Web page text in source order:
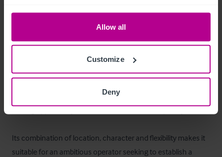
Allow all
Customize
Deny
Ancillary areas include a fully fitted commercial kitchen,
customer wc's, cellar and storage facilities.
Das Objekt
The Exchange represents a highly desirable and distinctive
Its combination of location, character and flexibility makes it
suitable for an ambitious operator seeking to establish a